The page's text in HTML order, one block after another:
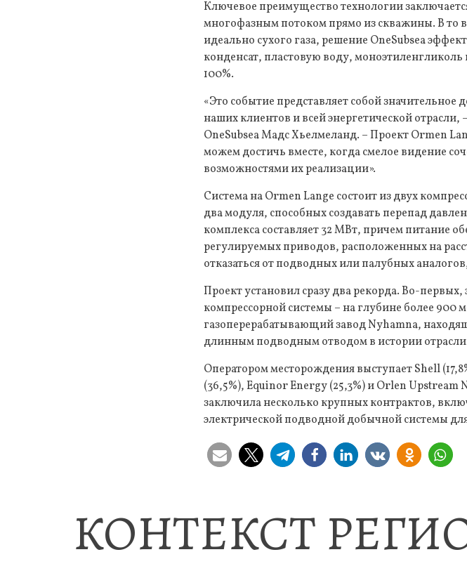
Ключевое преимущество технологии
многофазным потоком прямо из скважины. В то
идеально сухого газа, решение OneSubsea
конденсат, пластовую воду,
100%.
«Это событие представляет собой значительное
наших клиентов и всей энергетической
OneSubsea Мадс Хьелмеланд. – Проект Ormen
можем достичь вместе, когда смелое видение
возможностями их реализации».
Система на Ormen Lange состоит из двух
два модуля, способных создавать перепад
комплекса составляет 32 МВт, причем питание
регулируемых приводов, расположенных на
отказаться от подводных или палубных
Проект установил сразу два рекорда. Во-
компрессорной системы – на глубине более 900
газоперерабатывающий завод Nyhamna,
длинным подводным отводом в истории
Оператором месторождения выступает Shell
(36,5%), Equinor Energy (25,3%) и Orlen Upstream
заключила несколько крупных контрактов,
электрической подводной добычной системы
КОНТЕКСТ